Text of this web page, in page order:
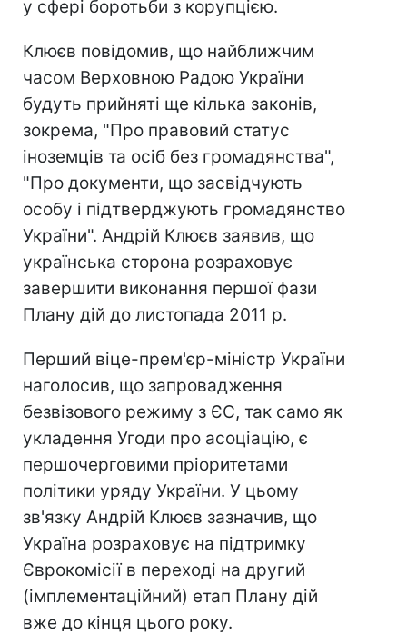
у сфері боротьби з корупцією.
Клюєв повідомив, що найближчим
часом Верховною Радою України
будуть прийняті ще кілька законів,
зокрема, "Про правовий статус
іноземців та осіб без громадянства",
"Про документи, що засвідчують
особу і підтверджують громадянство
України". Андрій Клюєв заявив, що
українська сторона розраховує
завершити виконання першої фази
Плану дій до листопада 2011 р.
Перший віце-прем'єр-міністр України
наголосив, що запровадження
безвізового режиму з ЄС, так само як
укладення Угоди про асоціацію, є
першочерговими пріоритетами
політики уряду України. У цьому
зв'язку Андрій Клюєв зазначив, що
Україна розраховує на підтримку
Єврокомісії в переході на другий
(імплементаційний) етап Плану дій
вже до кінця цього року.